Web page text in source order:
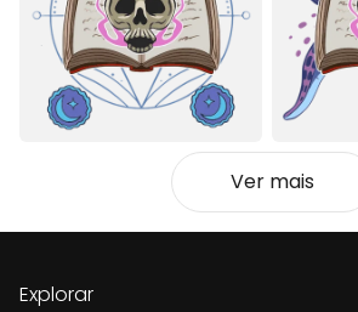
Ver mais
Explorar